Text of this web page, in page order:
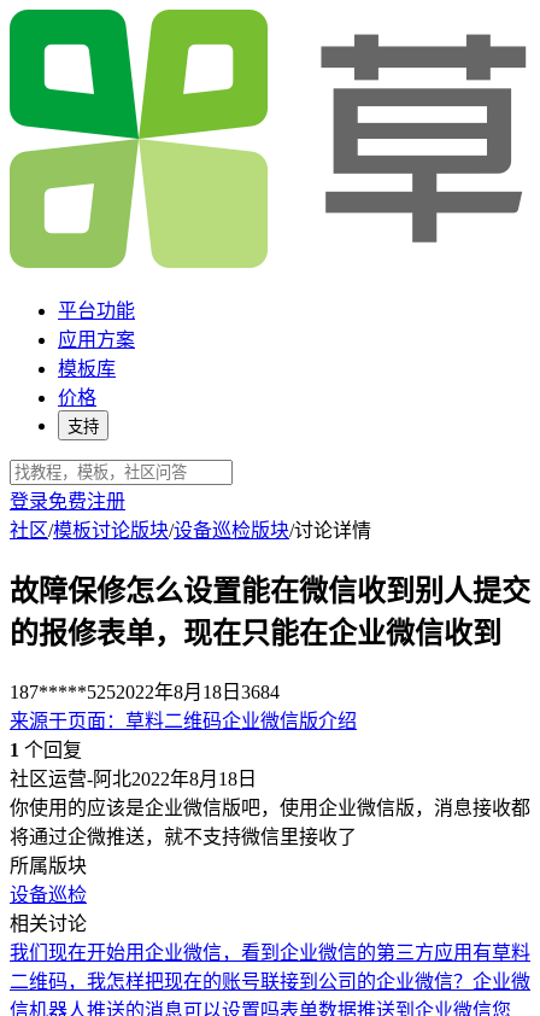
平台功能
应用方案
模板库
价格
支持
登录免费注册
社区/模板讨论版块/设备巡检版块/讨论详情
故障保修怎么设置能在微信收到别人提交
的报修表单，现在只能在企业微信收到
187*****5252022年8月18日 3684
来源于页面 ： 草料二维码企业微信版介绍
1 个回复
社区运营-阿北2022年8月18日
你使用的应该是企业微信版吧，使用企业微信版，消息接收都
将通过企微推送，就不支持微信里接收了
所属版块
设备巡检
相关讨论
我们现在开始用企业微信，看到企业微信的第三方应用有草料
二维码，我怎样把现在的账号联接到公司的企业微信？ 企业微
信机器人推送的消息可以设置吗表单数据推送到企业微信您